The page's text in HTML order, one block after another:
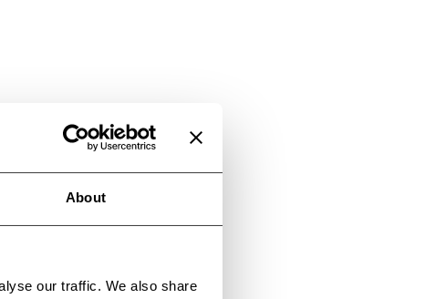
About
our traffic. We also share